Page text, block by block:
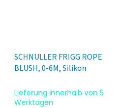
SCHNULLER FRIGG ROPE
BLUSH, 0-6M, Silikon
Lieferung innerhalb von 5
Werktagen